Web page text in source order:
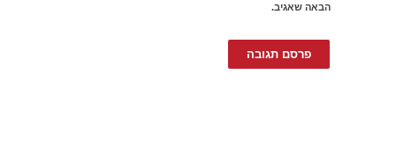
הבאה שאגיב.